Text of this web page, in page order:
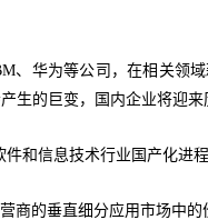
、华为等公司，在相关领
生的巨变，国内企业将迎
和信息技术行业国产化进
商的垂直细分应用市场中